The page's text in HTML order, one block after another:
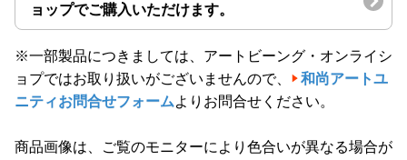
ョップでご購入いただけます。
※一部製品につきましては、アートビーング・オンライシ
ョプではお取り扱いがございませんので、
和尚アートユ
ニティお問合せフォームよりお問合せください。
商品画像は、ご覧のモニターにより色合いが異なる場合が